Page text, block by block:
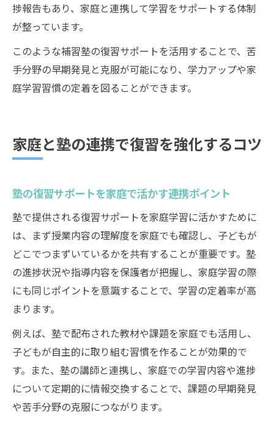
捗報告もあり、家庭と連携して学習をサポートする体制
が整っています。
このような補習塾の復習サポートを活用することで、苦
手分野の早期発見と克服が可能になり、学力アップや家
庭学習習慣の定着を図ることができます。
家庭と塾の連携で復習を強化するコツ
塾の復習サポートを家庭で活かす連携ポイント
塾で提供される復習サポートを家庭学習に活かすために
は、まず授業内容の理解度を家庭でも確認し、子どもが
どこでつまずいているかを共有することが重要です。塾
の進捗状況や指導内容を保護者が把握し、家庭学習の際
にも同じポイントを意識することで、学習の定着率が高
まります。
例えば、塾で配布された教材や課題を家庭でも活用し、
子どもが自主的に取り組む習慣を作ることが効果的で
す。また、塾の講師と連携し、家庭での学習内容や進捗
について定期的に情報交換することで、課題の早期発見
や苦手分野の克服につながります。